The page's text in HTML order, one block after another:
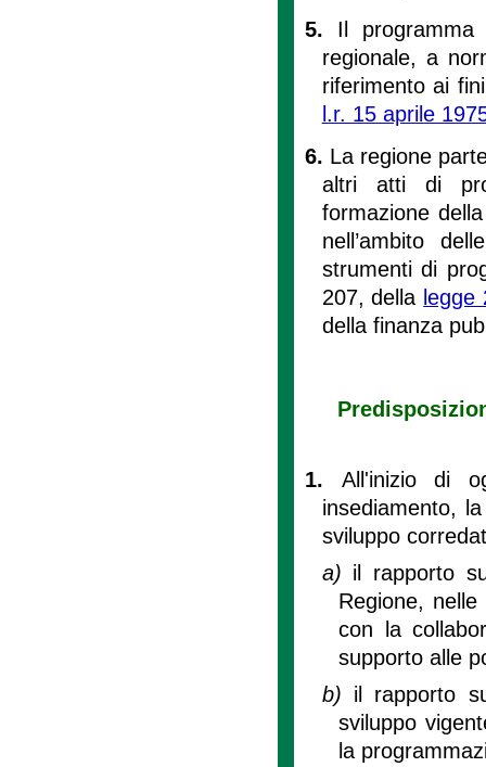
5. Il
regionale, a
riferimento ai
l.r. 15 aprile
6. La regione
altri atti di
formazione
nell’ambito
strumenti di
207, della legge
della finanza
1. All'inizio di
insediamento,
sviluppo
a) il rapporto
Regione,
con la
supporto alle
b) il rapporto
sviluppo
la